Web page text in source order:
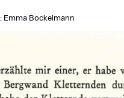
Emma Bockelmann